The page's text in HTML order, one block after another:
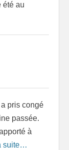
été au
pris congé
passée.
à
suite…